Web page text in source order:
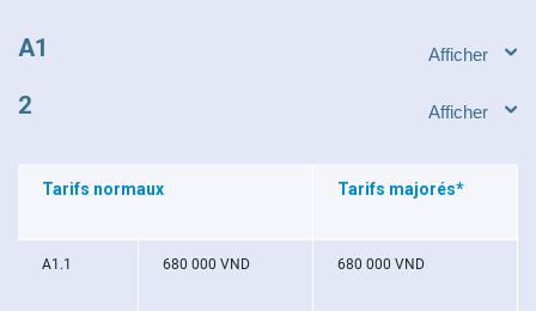
A1
2
Tarifs normaux Tarifs majorés*
A1.1 680 000 VND 680 000 VND